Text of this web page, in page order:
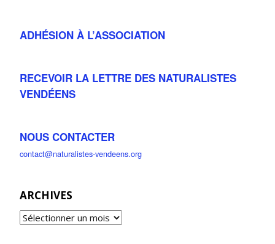
ADHÉSION À L’ASSOCIATION
RECEVOIR LA LETTRE DES NATURALISTES
VENDÉENS
NOUS CONTACTER
contact@naturalistes-vendeens.org
ARCHIVES